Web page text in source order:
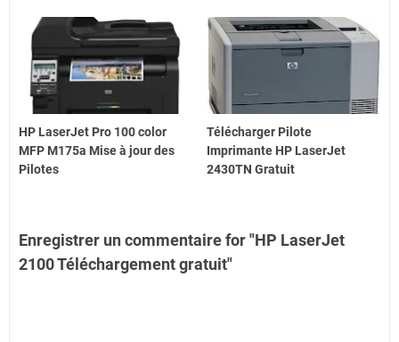
HP LaserJet Pro 100 color
MFP M175a Mise à jour des
Pilotes
Télécharger Pilote
Imprimante HP LaserJet
2430TN Gratuit
Enregistrer un commentaire for "HP LaserJet
2100 Téléchargement gratuit"